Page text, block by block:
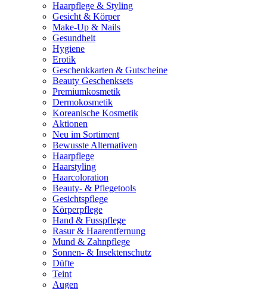
Haarpflege & Styling
Gesicht & Körper
Make-Up & Nails
Gesundheit
Hygiene
Erotik
Geschenkkarten & Gutscheine
Beauty Geschenksets
Premiumkosmetik
Dermokosmetik
Koreanische Kosmetik
Aktionen
Neu im Sortiment
Bewusste Alternativen
Haarpflege
Haarstyling
Haarcoloration
Beauty- & Pflegetools
Gesichtspflege
Körperpflege
Hand & Fusspflege
Rasur & Haarentfernung
Mund & Zahnpflege
Sonnen- & Insektenschutz
Düfte
Teint
Augen